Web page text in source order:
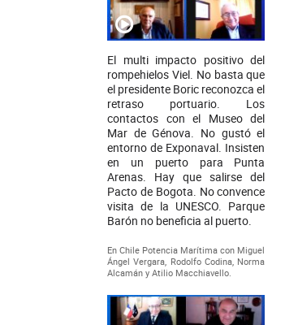
El multi impacto positivo del
rompehielos Viel. No basta que
el presidente Boric reconozca el
retraso portuario. Los
contactos con el Museo del
Mar de Génova. No gustó el
entorno de Exponaval. Insisten
en un puerto para Punta
Arenas. Hay que salirse del
Pacto de Bogota. No convence
visita de la UNESCO. Parque
Barón no beneficia al puerto.
En Chile Potencia Marítima con Miguel
Ángel Vergara, Rodolfo Codina, Norma
Alcamán y Atilio Macchiavello.